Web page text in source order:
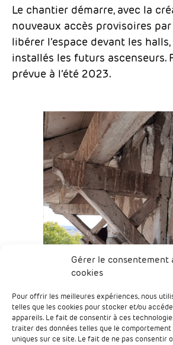
Gérer le consentement
cookies
Pour offrir les meilleures expériences, nous
telles que les cookies pour stocker et/ou
appareils. Le fait de consentir à ces
traiter des données telles que le comportement
uniques sur ce site. Le fait de ne pas consentir
Le chantier démarre, avec la
nouveaux accès provisoires
libérer l’espace devant les
installés les futurs ascenseurs.
prévue à l’été 2023.